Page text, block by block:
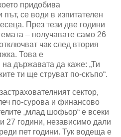
придобива
се води в изпитателен
През тези две години
– получавате само 26
чак след втория
Това е
държавата да каже: „Ти
ти ще струват по-скъпо“.
сектор,
по-сурова и финансово
„млад шофьор“ е всеки
27 години, независимо дали
пет години. Тук водеща е